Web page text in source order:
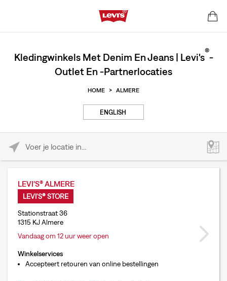
Kledingwinkels Met Denim En Jeans | Levi's®-
Outlet En -partnerlocaties
HOME > ALMERE
ENGLISH
LEVI'S® ALMERE
LEVI'S® STORE
Stationstraat 36
1315 KJ Almere
Vandaag om 12 uur weer open
Winkelservices
Accepteert retouren van online bestellingen